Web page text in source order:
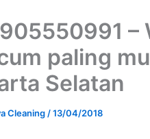
–
paling
Selatan
Cleaning /13/04/2018